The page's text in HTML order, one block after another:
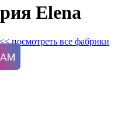
Elena
посмотреть все фабрики